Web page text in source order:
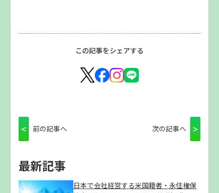
この記事をシェアする
< 前の記事へ 次の記事へ >
最新記事
日本で会社経営する米国籍者・永住権保